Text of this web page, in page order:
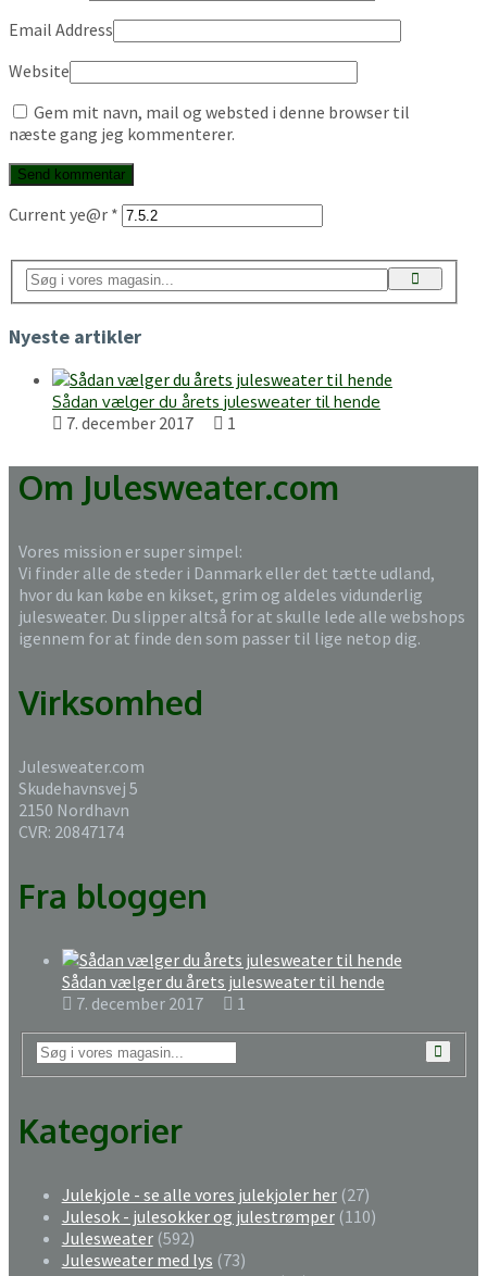
Email Address
Website
Gem mit navn, mail og websted i denne browser til
næste gang jeg kommenterer.
Current ye@r *
Nyeste artikler
Sådan vælger du årets julesweater til hende
7. december 2017 1
Om Julesweater.com
Vores mission er super simpel:
Vi finder alle de steder i Danmark eller det tætte udland,
hvor du kan købe en kikset, grim og aldeles vidunderlig
julesweater. Du slipper altså for at skulle lede alle webshops
igennem for at finde den som passer til lige netop dig.
Virksomhed
Julesweater.com
Skudehavnsvej 5
2150 Nordhavn
CVR: 20847174
Fra bloggen
Sådan vælger du årets julesweater til hende
7. december 2017
1
Kategorier
Julekjole - se alle vores julekjoler her (27)
Julesok - julesokker og julestrømper (110)
Julesweater (592)
Julesweater med lys (73)